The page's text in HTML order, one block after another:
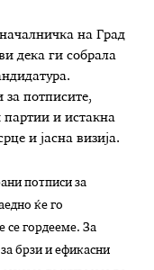
на Град
дека ги собрала
за потписите,
партии и истакна
и јасна визија.
потписи за
ќе го
се гордееме. За
брзи и ефикасни